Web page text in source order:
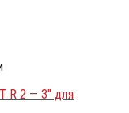
R 2 — 3″ для